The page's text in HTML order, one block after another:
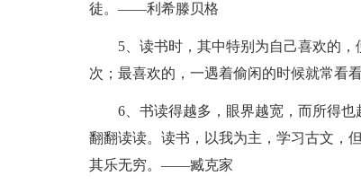
徒。——利希滕贝格
5、读书时，其中特别为自己喜欢的
次；最喜欢的，一遇着偷闲的时候就常
6、书读得越多，眼界越宽，而所得
翻翻读读。读书，以我为主，学习古文，
其乐无穷。——臧克家